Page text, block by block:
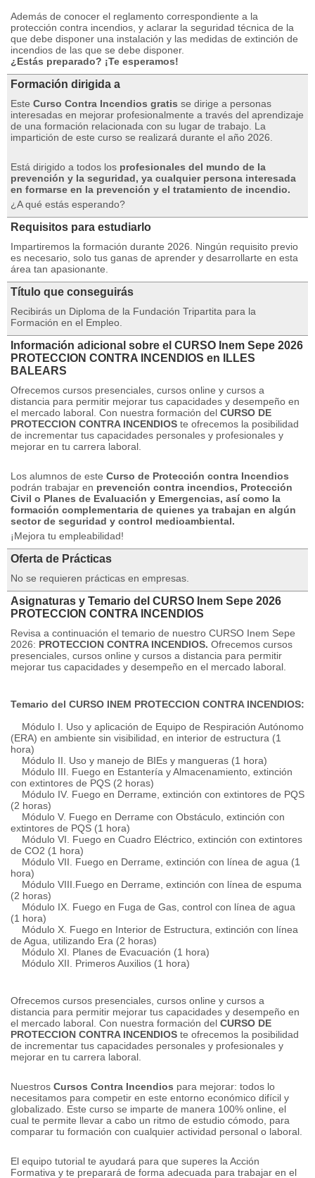
Además de conocer el reglamento correspondiente a la
protección contra incendios, y aclarar la seguridad técnica de la
que debe disponer una instalación y las medidas de extinción de
incendios de las que se debe disponer.
¿Estás preparado? ¡Te esperamos!
Formación dirigida a
Este Curso Contra Incendios gratis se dirige a personas
interesadas en mejorar profesionalmente a través del aprendizaje
de una formación relacionada con su lugar de trabajo. La
impartición de este curso se realizará durante el año 2026.
Está dirigido a todos los profesionales del mundo de la
prevención y la seguridad, ya cualquier persona interesada
en formarse en la prevención y el tratamiento de incendio.
¿A qué estás esperando?
Requisitos para estudiarlo
Impartiremos la formación durante 2026. Ningún requisito previo
es necesario, solo tus ganas de aprender y desarrollarte en esta
área tan apasionante.
Título que conseguirás
Recibirás un Diploma de la Fundación Tripartita para la
Formación en el Empleo.
Información adicional sobre el CURSO Inem Sepe 2026
PROTECCION CONTRA INCENDIOS en ILLES
BALEARS
Ofrecemos cursos presenciales, cursos online y cursos a
distancia para permitir mejorar tus capacidades y desempeño en
el mercado laboral. Con nuestra formación del CURSO DE
PROTECCION CONTRA INCENDIOS te ofrecemos la posibilidad
de incrementar tus capacidades personales y profesionales y
mejorar en tu carrera laboral.
Los alumnos de este Curso de Protección contra Incendios
podrán trabajar en prevención contra incendios, Protección
Civil o Planes de Evaluación y Emergencias, así como la
formación complementaria de quienes ya trabajan en algún
sector de seguridad y control medioambiental.
¡Mejora tu empleabilidad!
Oferta de Prácticas
No se requieren prácticas en empresas.
Asignaturas y Temario del CURSO Inem Sepe 2026
PROTECCION CONTRA INCENDIOS
Revisa a continuación el temario de nuestro CURSO Inem Sepe
2026: PROTECCION CONTRA INCENDIOS. Ofrecemos cursos
presenciales, cursos online y cursos a distancia para permitir
mejorar tus capacidades y desempeño en el mercado laboral.
Temario del CURSO INEM PROTECCION CONTRA INCENDIOS:
Módulo I. Uso y aplicación de Equipo de Respiración Autónomo
(ERA) en ambiente sin visibilidad, en interior de estructura (1
hora)
Módulo II. Uso y manejo de BIEs y mangueras (1 hora)
Módulo III. Fuego en Estantería y Almacenamiento, extinción
con extintores de PQS (2 horas)
Módulo IV. Fuego en Derrame, extinción con extintores de PQS
(2 horas)
Módulo V. Fuego en Derrame con Obstáculo, extinción con
extintores de PQS (1 hora)
Módulo VI. Fuego en Cuadro Eléctrico, extinción con extintores
de CO2 (1 hora)
Módulo VII. Fuego en Derrame, extinción con línea de agua (1
hora)
Módulo VIII. Fuego en Derrame, extinción con línea de espuma
(2 horas)
Módulo IX. Fuego en Fuga de Gas, control con línea de agua
(1 hora)
Módulo X. Fuego en Interior de Estructura, extinción con línea
de Agua, utilizando Era (2 horas)
Módulo XI. Planes de Evacuación (1 hora)
Módulo XII. Primeros Auxilios (1 hora)
Ofrecemos cursos presenciales, cursos online y cursos a
distancia para permitir mejorar tus capacidades y desempeño en
el mercado laboral. Con nuestra formación del CURSO DE
PROTECCION CONTRA INCENDIOS te ofrecemos la posibilidad
de incrementar tus capacidades personales y profesionales y
mejorar en tu carrera laboral.
Nuestros Cursos Contra Incendios para mejorar: todos lo
necesitamos para competir en este entorno económico difícil y
globalizado. Este curso se imparte de manera 100% online, el
cual te permite llevar a cabo un ritmo de estudio cómodo, para
comparar tu formación con cualquier actividad personal o laboral.
El equipo tutorial te ayudará para que superes la Acción
Formativa y te preparará de forma adecuada para trabajar en el